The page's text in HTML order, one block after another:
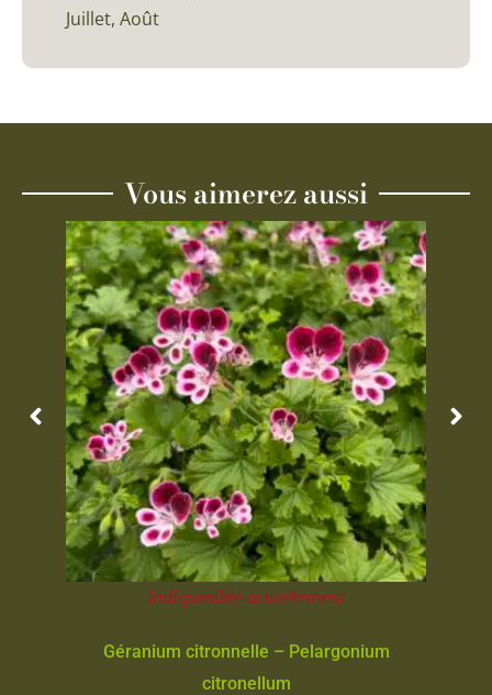
Juillet, Août
Vous aimerez aussi
Indisponible actuellement
Géranium citronnelle – Pelargonium
citronellum